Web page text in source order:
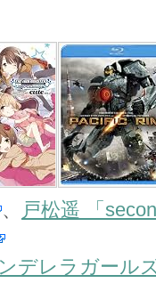
、
戸松遥 「
デレラガール